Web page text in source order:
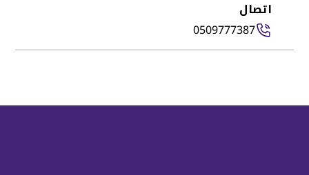
اتصال
0509777387